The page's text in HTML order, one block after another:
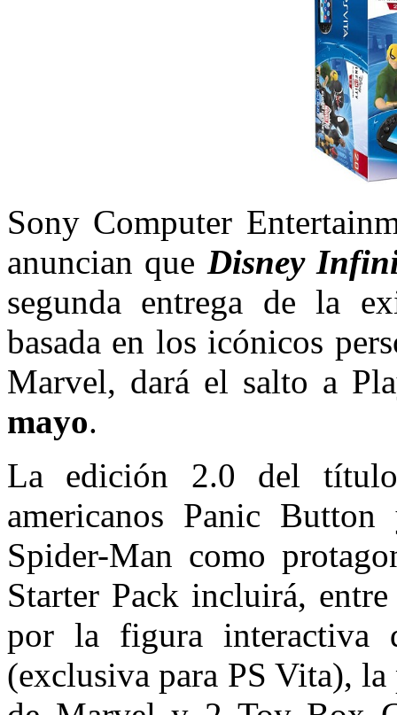
Sony Computer
anuncian que Disney
segunda entrega de la
basada en los icónicos
Marvel, dará el salto a
mayo.
La edición 2.0 del
americanos Panic
Spider-Man como
Starter Pack incluirá,
por la figura interactiva
(exclusiva para PS Vita),